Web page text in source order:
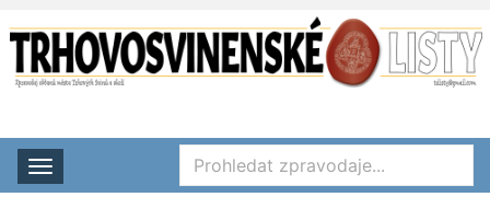
Rozbalit nabídku